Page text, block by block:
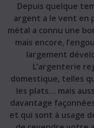
Depuis quelque
argent a le vent en
métal a connu une
mais encore,
largement
L’argenterie
domestique, telles
les plats… mais
davantage
et qui sont à usage